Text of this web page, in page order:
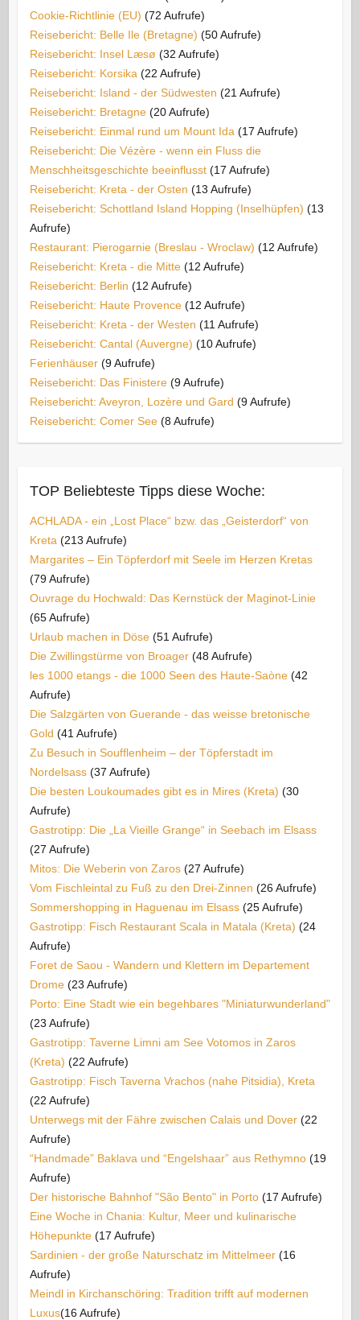
Cookie-Richtlinie (EU) (72 Aufrufe)
Reisebericht: Belle Ile (Bretagne) (50 Aufrufe)
Reisebericht: Insel Læsø (32 Aufrufe)
Reisebericht: Korsika (22 Aufrufe)
Reisebericht: Island - der Südwesten (21 Aufrufe)
Reisebericht: Bretagne (20 Aufrufe)
Reisebericht: Einmal rund um Mount Ida (17 Aufrufe)
Reisebericht: Die Vézère - wenn ein Fluss die
Menschheitsgeschichte beeinflusst (17 Aufrufe)
Reisebericht: Kreta - der Osten (13 Aufrufe)
Reisebericht: Schottland Island Hopping (Inselhüpfen) (13
Aufrufe)
Restaurant: Pierogarnie (Breslau - Wroclaw) (12 Aufrufe)
Reisebericht: Kreta - die Mitte (12 Aufrufe)
Reisebericht: Berlin (12 Aufrufe)
Reisebericht: Haute Provence (12 Aufrufe)
Reisebericht: Kreta - der Westen (11 Aufrufe)
Reisebericht: Cantal (Auvergne) (10 Aufrufe)
Ferienhäuser (9 Aufrufe)
Reisebericht: Das Finistere (9 Aufrufe)
Reisebericht: Aveyron, Lozère und Gard (9 Aufrufe)
Reisebericht: Comer See (8 Aufrufe)
TOP Beliebteste Tipps diese Woche:
ACHLADA - ein „Lost Place“ bzw. das „Geisterdorf“ von
Kreta (213 Aufrufe)
Margarites – Ein Töpferdorf mit Seele im Herzen Kretas
(79 Aufrufe)
Ouvrage du Hochwald: Das Kernstück der Maginot-Linie
(65 Aufrufe)
Urlaub machen in Döse (51 Aufrufe)
Die Zwillingstürme von Broager (48 Aufrufe)
les 1000 etangs - die 1000 Seen des Haute-Saòne (42
Aufrufe)
Die Salzgärten von Guerande - das weisse bretonische
Gold (41 Aufrufe)
Zu Besuch in Soufflenheim – der Töpferstadt im
Nordelsass (37 Aufrufe)
Die besten Loukoumades gibt es in Mires (Kreta) (30
Aufrufe)
Gastrotipp: Die „La Vieille Grange“ in Seebach im Elsass
(27 Aufrufe)
Mitos: Die Weberin von Zaros (27 Aufrufe)
Vom Fischleintal zu Fuß zu den Drei-Zinnen (26 Aufrufe)
Sommershopping in Haguenau im Elsass (25 Aufrufe)
Gastrotipp: Fisch Restaurant Scala in Matala (Kreta) (24
Aufrufe)
Foret de Saou - Wandern und Klettern im Departement
Drome (23 Aufrufe)
Porto: Eine Stadt wie ein begehbares "Miniaturwunderland"
(23 Aufrufe)
Gastrotipp: Taverne Limni am See Votomos in Zaros
(Kreta) (22 Aufrufe)
Gastrotipp: Fisch Taverna Vrachos (nahe Pitsidia), Kreta
(22 Aufrufe)
Unterwegs mit der Fähre zwischen Calais und Dover (22
Aufrufe)
“Handmade” Baklava und “Engelshaar” aus Rethymno (19
Aufrufe)
Der historische Bahnhof "São Bento" in Porto (17 Aufrufe)
Eine Woche in Chania: Kultur, Meer und kulinarische
Höhepunkte (17 Aufrufe)
Sardinien - der große Naturschatz im Mittelmeer (16
Aufrufe)
Meindl in Kirchanschöring: Tradition trifft auf modernen
Luxus​(16 Aufrufe)